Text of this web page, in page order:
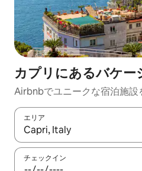
カプリにあるバケー
Airbnbでユニークな宿泊施設
エリア
検索結果が表示されたら、上
チェックイン